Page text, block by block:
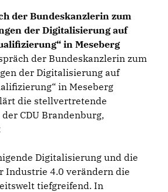
SPENDEN
Mitglied werden
der Bundeskanzlerin zum
der Digitalisierung auf
in Meseberg
der Bundeskanzlerin zum
der Digitalisierung auf
in Meseberg
die stellvertretende
CDU Brandenburg,
Digitalisierung und die
Industrie 4.0 verändern die
tiefgreifend. In